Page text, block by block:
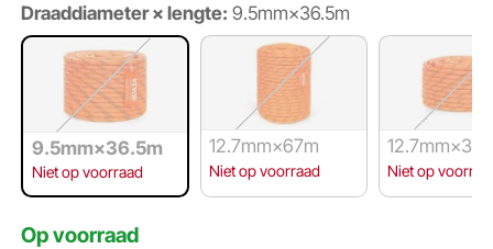
Draaddiameter × lengte: 9.5mm×36.5m
9.5mm×36.5m
Niet op voorraad
12.7mm×67m
Niet op voorraad Niet op
Op voorraad